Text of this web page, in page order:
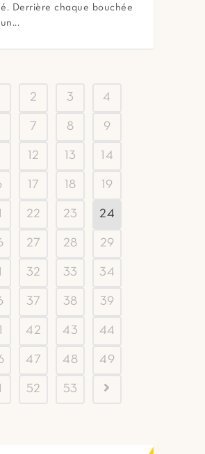
Derrière chaque bouchée
2 3 4
7 8 9
12 13 14
17 18 19
22 23 24
27 28 29
32 33 34
37 38 39
42 43 44
47 48 49
52 53